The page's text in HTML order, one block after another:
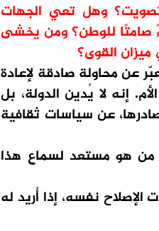
وهل تعي الجهات
صامتًا للوطن؟ ومن يخشى
القوى؟
عن محاولة صادقة لإعادة
إنه لا يُدين الدولة، بل
عن سياسات ثقافية
من هو مستعد لسماع هذا
نفسه، إذا أُريد له